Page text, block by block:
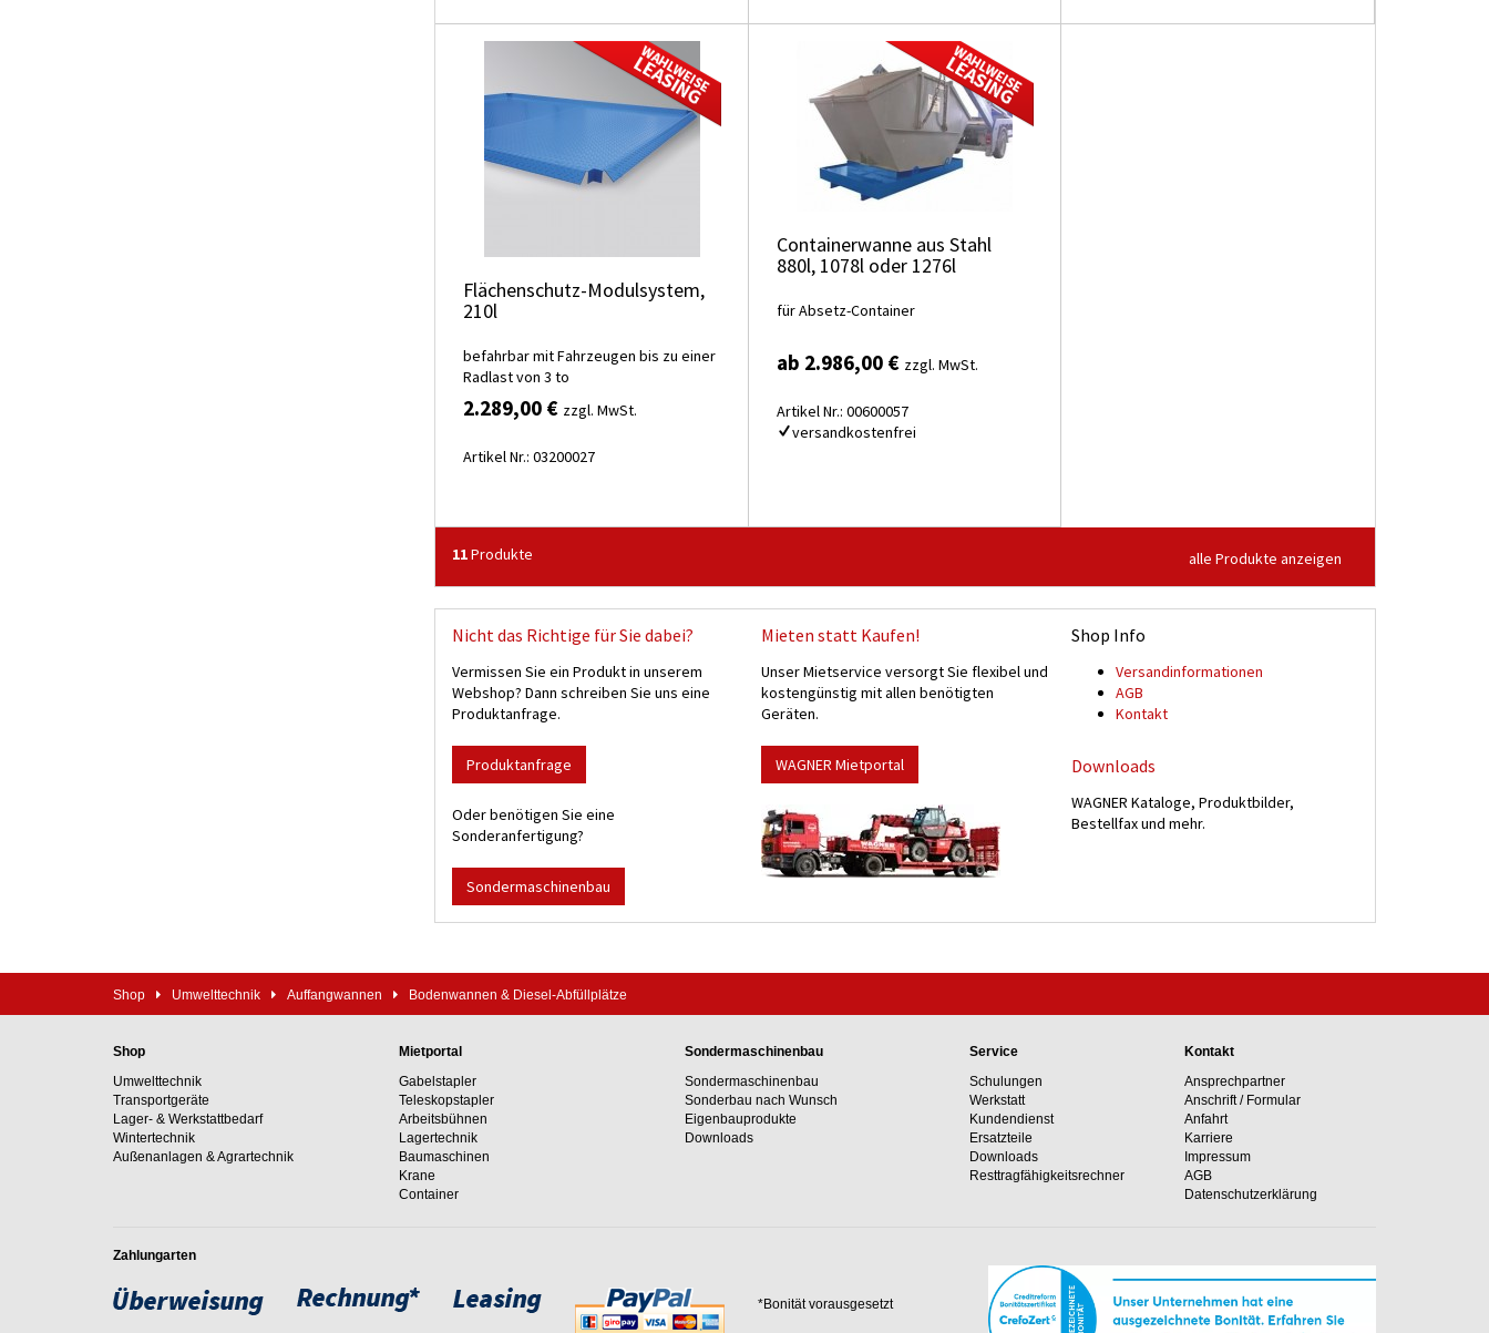
Flächenschutz-Modulsystem,
210l
befahrbar mit Fahrzeugen bis zu einer
Radlast von 3 to
2.289,00 € zzgl. MwSt.
Artikel Nr.: 03200027
Containerwanne aus Stahl
880l, 1078l oder 1276l
für Absetz-Container
ab 2.986,00 € zzgl. MwSt.
Artikel Nr.: 00600057
versandkostenfrei
11Produkte alle Produkte anzeigen
Nicht das Richtige für Sie dabei?
Vermissen Sie ein Produkt in unserem
Webshop? Dann schreiben Sie uns eine
Produktanfrage.
Produktanfrage
Oder benötigen Sie eine
Sonderanfertigung?
Sondermaschinenbau
Mieten statt Kaufen!
Unser Mietservice versorgt Sie flexibel und
kostengünstig mit allen benötigten
Geräten.
WAGNER Mietportal
Shop Info
Versand­informationen
AGB
Kontakt
Downloads
WAGNER Kataloge, Produktbilder,
Bestellfax und mehr.
Shop Umwelttechnik Auffangwannen Bodenwannen & Diesel-Abfüllplätze
Shop
Umwelttechnik
Transportgeräte
Lager- & Werkstattbedarf
Wintertechnik
Außenanlagen & Agrartechnik
Mietportal
Gabelstapler
Teleskopstapler
Arbeitsbühnen
Lagertechnik
Baumaschinen
Krane
Container
Sondermaschinenbau
Sondermaschinenbau
Sonderbau nach Wunsch
Eigenbauprodukte
Downloads
Service
Schulungen
Werkstatt
Kundendienst
Ersatzteile
Downloads
Resttragfähig­keits­rechner
Kontakt
Ansprechpartner
Anschrift / Formular
Anfahrt
Karriere
Impressum
AGB
Datenschutzerklärung
Zahlungarten
*Bonität vorausgesetzt